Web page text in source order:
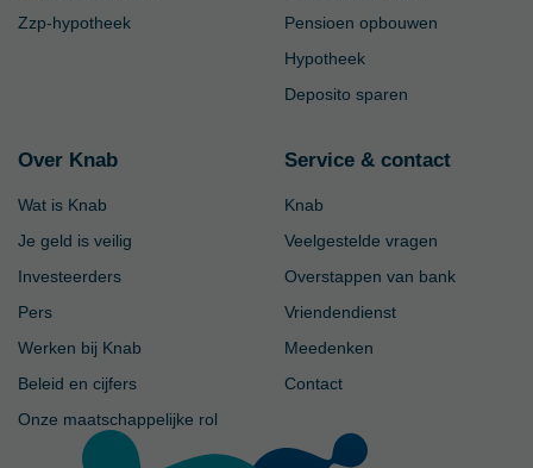
Zzp-hypotheek
Pensioen opbouwen
Hypotheek
Deposito sparen
Over Knab
Wat is Knab
Je geld is veilig
Investeerders
Pers
Werken bij Knab
Beleid en cijfers
Onze maatschappelijke rol
Service & contact
Knab
Veelgestelde vragen
Overstappen van bank
Vriendendienst
Meedenken
Contact